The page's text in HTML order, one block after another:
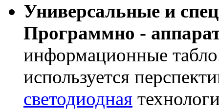
Универсальные и
Программно -
информационные
используется
светодиодная